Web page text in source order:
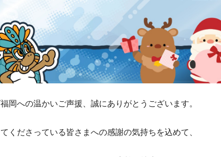
岡への温かいご声援、誠にありがとうございます。
くださっている皆さまへの感謝の気持ちを込めて、